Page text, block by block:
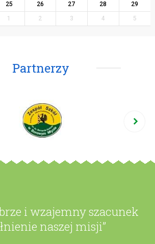
25 26 27 28
29
1 2 3 4 5
Partnerzy
i wzajemny szacunek
naszej misji”